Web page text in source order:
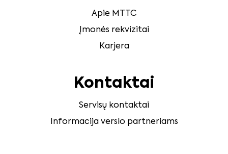
Apie MTTC
Įmonės rekvizitai
Karjera
Kontaktai
Servisų kontaktai
Informacija verslo partneriams